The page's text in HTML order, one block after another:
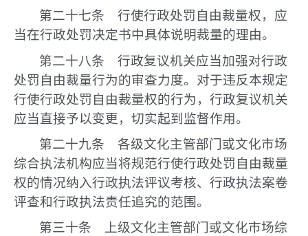
第二十七条 行使行政处罚自由裁量权，应
当在行政处罚决定书中具体说明裁量的理由。
第二十八条 行政复议机关应当加强对行政
处罚自由裁量行为的审查力度。对于违反本规定
行使行政处罚自由裁量权的行为，行政复议机关
应当直接予以变更，切实起到监督作用。
第二十九条 各级文化主管部门或文化市场
综合执法机构应当将规范行使行政处罚自由裁量
权的情况纳入行政执法评议考核、行政执法案卷
评查和行政执法责任追究的范围。
第三十条 上级文化主管部门或文化市场综